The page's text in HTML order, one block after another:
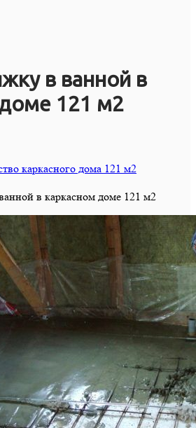
в ванной в
121 м2
каркасного дома 121 м2
в каркасном доме 121 м2